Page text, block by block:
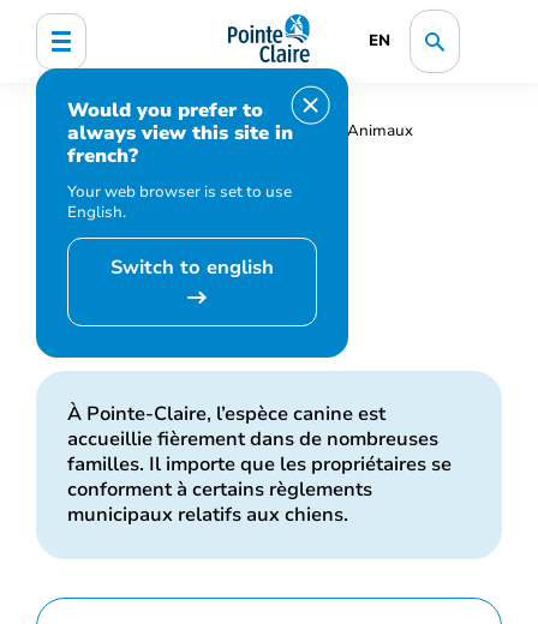
EN
Would you prefer to
always view this site in
french?
Your web browser is set to use
English.
Switch to english
Accueil Faune, flore et espèces
Animaux
domestiques
Chiens
À Pointe-Claire, l’espèce canine est
accueillie fièrement dans de nombreuses
familles. Il importe que les propriétaires se
conforment à certains règlements
municipaux relatifs aux chiens.